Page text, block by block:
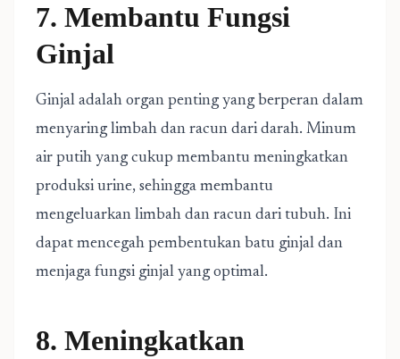
7. Membantu Fungsi
Ginjal
Ginjal adalah organ penting yang berperan dalam
menyaring limbah dan racun dari darah. Minum
air putih yang cukup membantu meningkatkan
produksi urine, sehingga membantu
mengeluarkan limbah dan racun dari tubuh. Ini
dapat mencegah pembentukan batu ginjal dan
menjaga fungsi ginjal yang optimal.
8. Meningkatkan